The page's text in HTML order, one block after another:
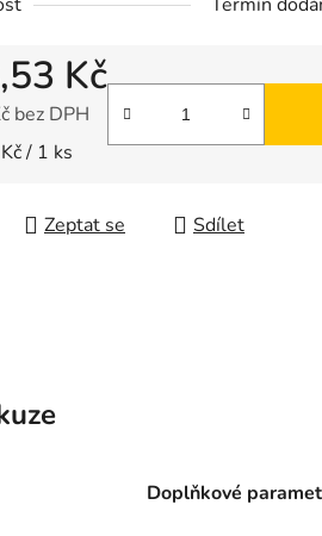
Kč
bez DPH
/ 1 ks
Zeptat se Sdílet
Doplňkové